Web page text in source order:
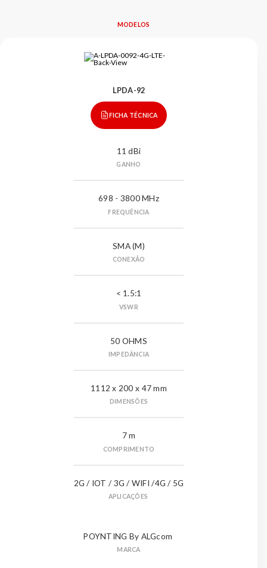
MODELOS
LPDA-92
FICHA TÉCNICA
11 dBi
GANHO
698 - 3800 MHz
FREQUÊNCIA
SMA (M)
CONEXÃO
< 1.5:1
VSWR
50 OHMS
IMPEDÂNCIA
1112 x 200 x 47 mm
DIMENSÕES
7 m
COMPRIMENTO
2G / IOT / 3G / WIFI /4G / 5G
APLICAÇÕES
POYNTING By ALGcom
MARCA